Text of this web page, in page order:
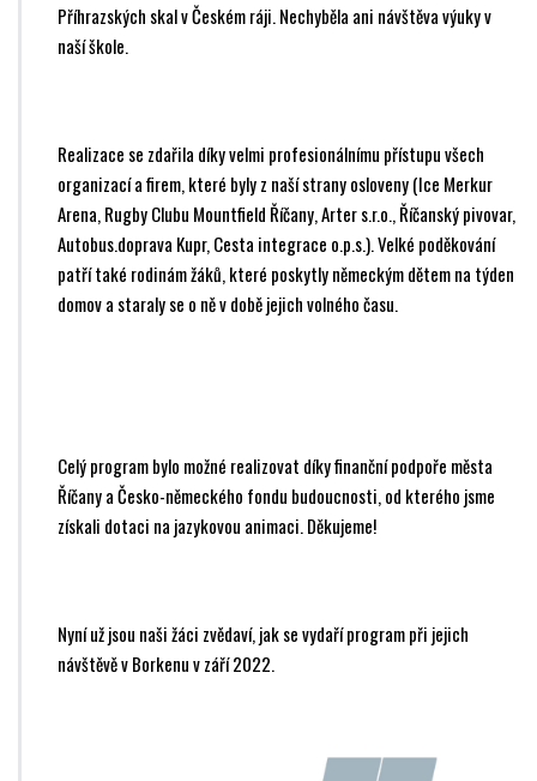
Příhrazských skal v Českém ráji. Nechyběla ani návštěva výuky v
naší škole.
Realizace se zdařila díky velmi profesionálnímu přístupu všech
organizací a firem, které byly z naší strany osloveny (Ice Merkur
Arena, Rugby Clubu Mountfield Říčany, Arter s.r.o., Říčanský pivovar,
Autobus.doprava Kupr, Cesta integrace o.p.s.). Velké poděkování
patří také rodinám žáků, které poskytly německým dětem na týden
domov a staraly se o ně v době jejich volného času.
Celý program bylo možné realizovat díky finanční podpoře města
Říčany a Česko-německého fondu budoucnosti, od kterého jsme
získali dotaci na jazykovou animaci. Děkujeme!
Nyní už jsou naši žáci zvědaví, jak se vydaří program při jejich
návštěvě v Borkenu v září 2022.